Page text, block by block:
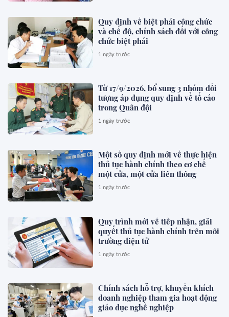
Quy định về biệt phái công chức
và chế độ, chính sách đối với công
chức biệt phái
1 ngày trước
Từ 17/9/2026, bổ sung 3 nhóm đối
tượng áp dụng quy định về tố cáo
trong Quân đội
1 ngày trước
Một số quy định mới về thực hiện
thủ tục hành chính theo cơ chế
một cửa, một cửa liên thông
1 ngày trước
Quy trình mới về tiếp nhận, giải
quyết thủ tục hành chính trên môi
trường điện tử
1 ngày trước
Chính sách hỗ trợ, khuyến khích
doanh nghiệp tham gia hoạt động
giáo dục nghề nghiệp